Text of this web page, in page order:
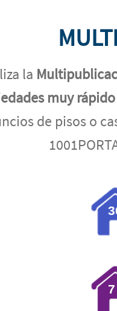
la
muy rápido
de pisos o
7